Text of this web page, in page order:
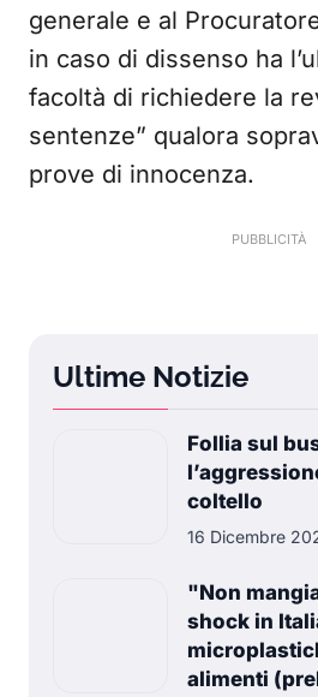
generale e al
in caso di dissenso ha
facoltà di richiedere la
sentenze” qualora
prove di innocenza.
Ultime Notizie
Follia sul
coltello
16 Dicembre
"Non
shock in
alimenti